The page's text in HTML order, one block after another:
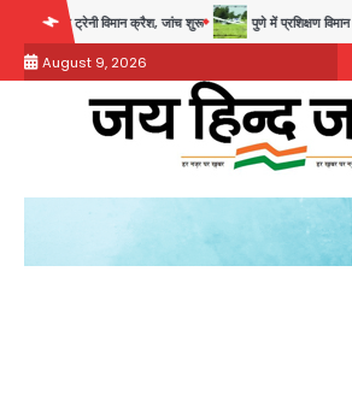
content
विमान क्रैश, जांच शुरू पुणे में प्रशिक्षण विमान हादसे का
August 9, 2026